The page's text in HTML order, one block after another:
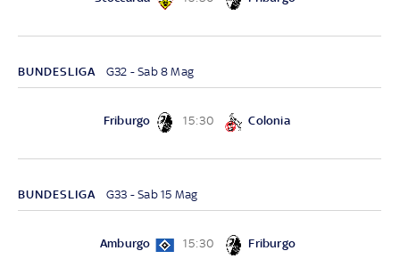
BUNDESLIGA G32 - Sab 8 Mag
Friburgo 15:30 Colonia
BUNDESLIGA G33 - Sab 15 Mag
Amburgo 15:30 Friburgo